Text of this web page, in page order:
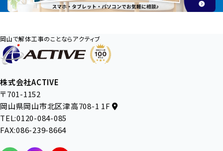
岡山で解体工事のことならアクティブ
株式会社ACTIVE
〒701-1152
岡山県岡山市北区津高708-1 1F
TEL:0120-084-085
FAX:086-239-8664